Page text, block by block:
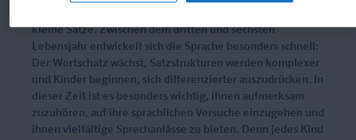
kleine Sätze. Zwischen dem dritten und sechsten
Lebensjahr entwickelt sich die Sprache besonders schnell:
Der Wortschatz wächst, Satzstrukturen werden komplexer
und Kinder beginnen, sich differenzierter auszudrücken. In
dieser Zeit ist es besonders wichtig, ihnen aufmerksam
zuzuhören, auf ihre sprachlichen Versuche einzugehen und
ihnen vielfältige Sprechanlässe zu bieten. Denn jedes Kind